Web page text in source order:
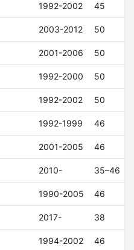
1992-2002 45
2003-2012 50
2001-2006 50
1992-2000 50
1992-2002 50
1992-1999 46
2001-2005 46
2010- 35–46
1990-2005 46
2017- 38
1994-2002 46